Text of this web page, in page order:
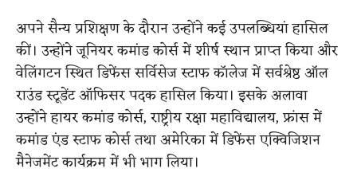
अपने सैन्य प्रशिक्षण के दौरान उन्होंने कई उपलब्धियां हासिल
कीं। उन्होंने जूनियर कमांड कोर्स में शीर्ष स्थान प्राप्त किया और
वेलिंगटन स्थित डिफेंस सर्विसेज स्टाफ कॉलेज में सर्वश्रेष्ठ ऑल
राउंड स्टूडेंट ऑफिसर पदक हासिल किया। इसके अलावा
उन्होंने हायर कमांड कोर्स, राष्ट्रीय रक्षा महाविद्यालय, फ्रांस में
कमांड एंड स्टाफ कोर्स तथा अमेरिका में डिफेंस एक्विजिशन
मैनेजमेंट कार्यक्रम में भी भाग लिया।